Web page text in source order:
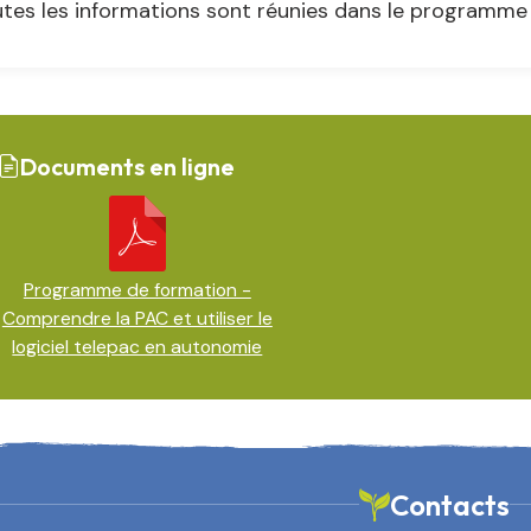
les informations sont réunies dans le
Documents en ligne
Programme de formation -
Comprendre la PAC et utiliser le
logiciel telepac en autonomie
Contacts